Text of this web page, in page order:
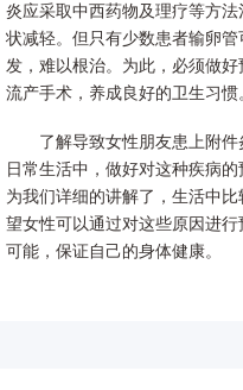
炎应采取中西药物及理疗等方
状减轻。但只有少数患者输卵
发，难以根治。为此，必须做
流产手术，养成良好的卫生习惯
了解导致女性朋友患上附
日常生活中，做好对这种疾病
为我们详细的讲解了，生活中
望女性可以通过对这些原因进
可能，保证自己的身体健康。